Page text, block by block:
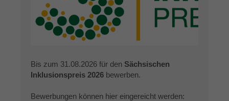
Bis zum 31.08.2026 für den Sächsischen
Inklusionspreis 2026 bewerben.
Bewerbungen können hier eingereicht werden: